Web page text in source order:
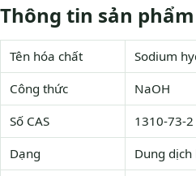
Thông tin sản phẩm
Tên hóa chất
Sodium
Công thức
NaOH
Số CAS
1310-73-2
Dạng
Dung dịch